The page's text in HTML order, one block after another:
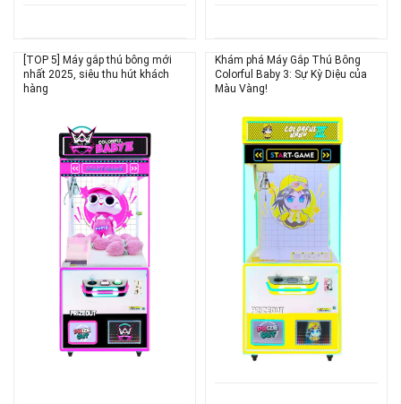
[TOP 5] Máy gắp thú bông mới
nhất 2025, siêu thu hút khách
hàng
Khám phá Máy Gắp Thú Bông
Colorful Baby 3: Sự Kỳ Diệu của
Màu Vàng!